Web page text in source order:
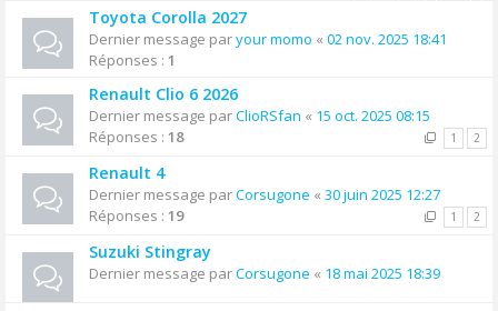
Toyota Corolla 2027
Dernier message paryour momo « 02 nov. 2025 18:41
Réponses : 1
Renault Clio 6 2026
Dernier message parClioRSfan « 15 oct. 2025 08:15
Réponses : 18 1 2
Renault 4
Dernier message parCorsugone « 30 juin 2025 12:27
Réponses : 19 1 2
Suzuki Stingray
Dernier message parCorsugone « 18 mai 2025 18:39